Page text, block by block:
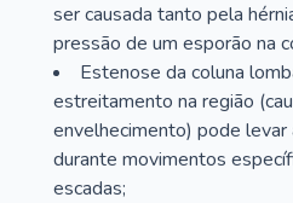
ser causada tanto pela
pressão de um esporão na
Estenose da coluna
estreitamento na região
envelhecimento) pode
durante movimentos
escadas;